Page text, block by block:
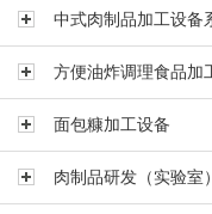
中式肉制品加工设备
方便油炸调理食品加
面包糠加工设备
肉制品研发（实验室